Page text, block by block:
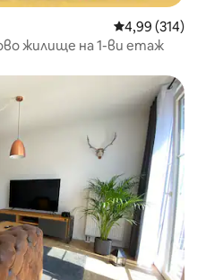
Средна
4,99 (314)
жилище на 1-ви етаж